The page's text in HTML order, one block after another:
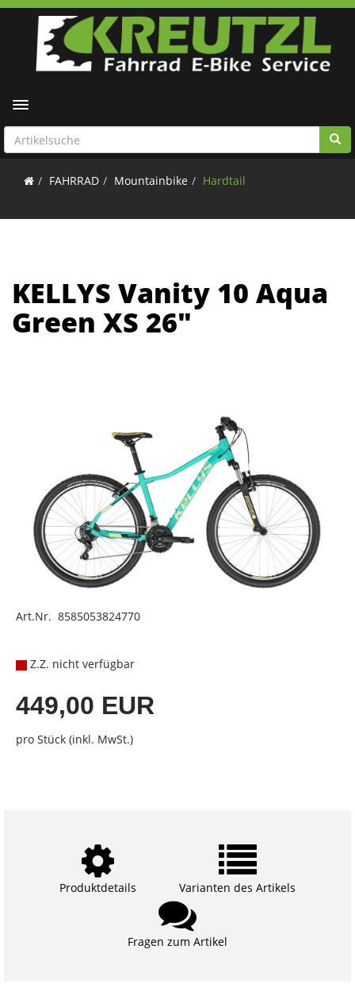
Toggle navigation
FAHRRAD Mountainbike Hardtail
KELLYS Vanity 10 Aqua
Green XS 26"
Art.Nr. 8585053824770
Z.Z. nicht verfügbar
449,00 EUR
pro Stück (inkl. MwSt.)
Produktdetails Varianten des Artikels
Fragen zum Artikel